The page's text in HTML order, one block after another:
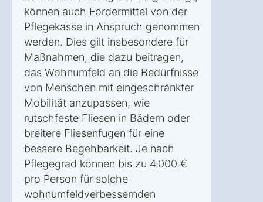
können auch Fördermittel von der
Pflegekasse in Anspruch genommen
werden. Dies gilt insbesondere für
Maßnahmen, die dazu beitragen,
das Wohnumfeld an die Bedürfnisse
von Menschen mit eingeschränkter
Mobilität anzupassen, wie
rutschfeste Fliesen in Bädern oder
breitere Fliesenfugen für eine
bessere Begehbarkeit. Je nach
Pflegegrad können bis zu 4.000 €
pro Person für solche
wohnumfeldverbessernden